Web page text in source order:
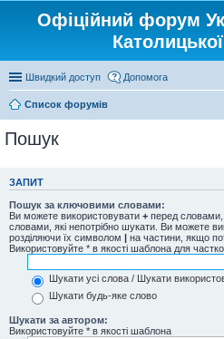
Офіційний форум
Швидкий доступ Допомога
Список форумів
Пошук
ЗАПИТ
Пошук за ключовими словами:
Ви можете використовувати + перед словами,
словами, які непотрібно шукати. Ви можете
розділяючи їх символом | на частини, якщо
Використовуйте * в якості шаблона для
Шукати усі слова / Шукати
Шукати будь-яке слово
Шукати за автором:
Використовуйте * в якості шаблона